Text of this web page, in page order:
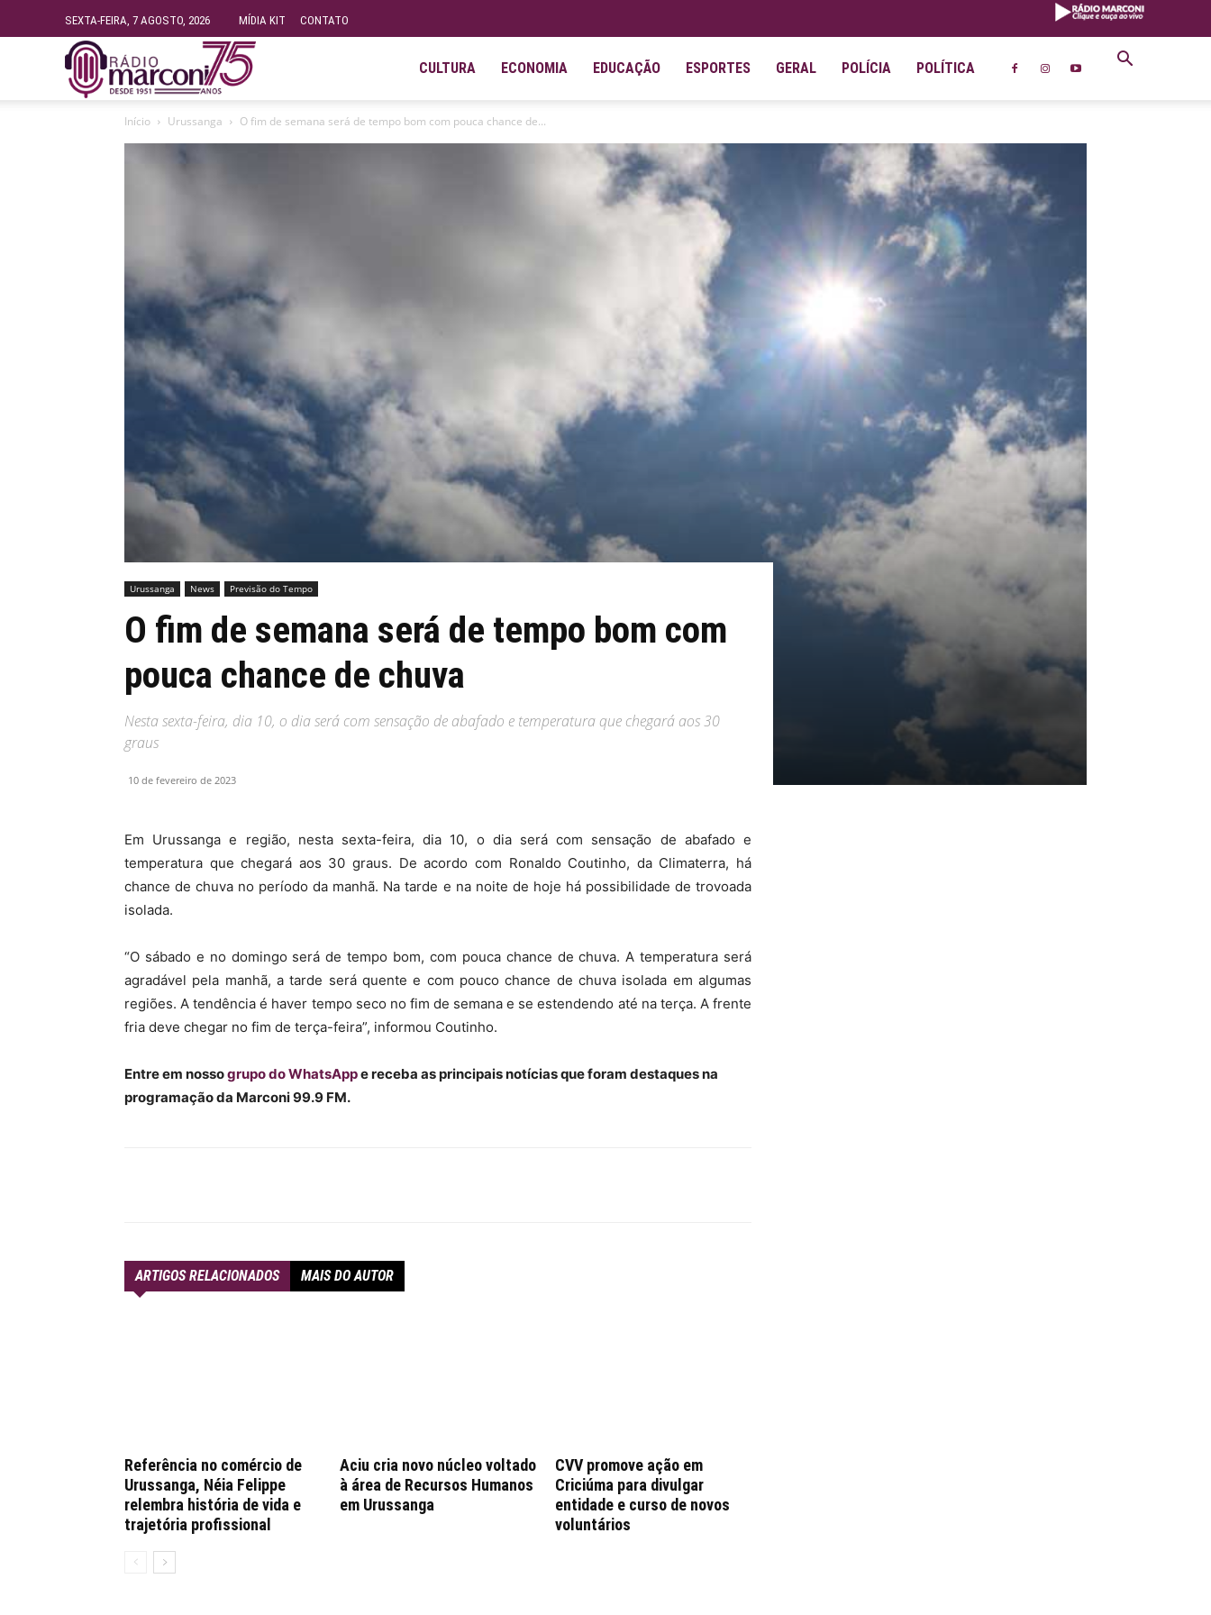
SEXTA-FEIRA, 7 AGOSTO, 2026 MÍDIA KIT CONTATO
Fundação
FM
99.9
CULTURA ECONOMIA EDUCAÇÃO ESPORTES GERAL POLÍCIA POLÍTICA
Início Urussanga O fim de semana será de tempo bom com pouca chance de...
Urussanga News Previsão do Tempo
O fim de semana será de tempo bom com
pouca chance de chuva
Nesta sexta-feira, dia 10, o dia será com sensação de abafado e temperatura que chegará aos 30
graus
10 de fevereiro de 2023
Em Urussanga e região, nesta sexta-feira, dia 10, o dia será com sensação de abafado e
temperatura que chegará aos 30 graus. De acordo com Ronaldo Coutinho, da Climaterra, há
chance de chuva no período da manhã. Na tarde e na noite de hoje há possibilidade de trovoada
isolada.
“O sábado e no domingo será de tempo bom, com pouca chance de chuva. A temperatura será
agradável pela manhã, a tarde será quente e com pouco chance de chuva isolada em algumas
regiões. A tendência é haver tempo seco no fim de semana e se estendendo até na terça. A frente
fria deve chegar no fim de terça-feira”, informou Coutinho.
Entre em nossogrupo do WhatsAppe receba as principais notícias que foram destaques na
programação da Marconi 99.9 FM.
ARTIGOS RELACIONADOS MAIS DO AUTOR
Referência no comércio de
Urussanga, Néia Felippe
relembra história de vida e
trajetória profissional
Aciu cria novo núcleo voltado
à área de Recursos Humanos
em Urussanga
CVV promove ação em
Criciúma para divulgar
entidade e curso de novos
voluntários